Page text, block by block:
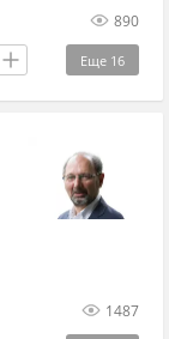
890
Еще 16
1487